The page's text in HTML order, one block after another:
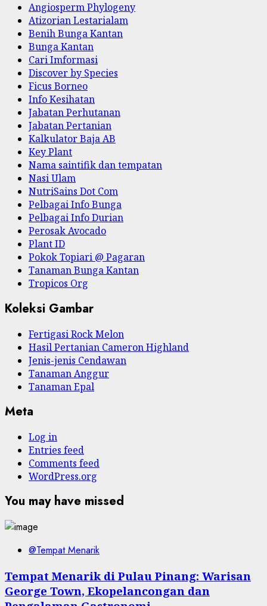
Angiosperm Phylogeny
Atizorian Lestarialam
Benih Bunga Kantan
Bunga Kantan
Cari Imformasi
Discover by Species
Ficus Borneo
Info Kesihatan
Jabatan Perhutanan
Jabatan Pertanian
Kalkulator Baja AB
Key Plant
Nama saintifik dan tempatan
Nasi Ulam
NutriSains Dot Com
Pelbagai Info Bunga
Pelbagai Info Durian
Perosak Avocado
Plant ID
Pokok Topiari @ Pagaran
Tanaman Bunga Kantan
Tropicos Org
Koleksi Gambar
Fertigasi Rock Melon
Hasil Pertanian Cameron Highland
Jenis-jenis Cendawan
Tanaman Anggur
Tanaman Epal
Meta
Log in
Entries feed
Comments feed
WordPress.org
You may have missed
@Tempat Menarik
Tempat Menarik di Pulau Pinang: Warisan
George Town, Ekopelancongan dan